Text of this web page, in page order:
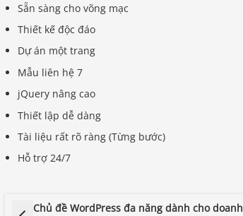
Sẵn sàng cho võng mạc
Thiết kế độc đáo
Dự án một trang
Mẫu liên hệ 7
jQuery nâng cao
Thiết lập dễ dàng
Tài liệu rất rõ ràng (Từng bước)
Hỗ trợ 24/7
Chủ đề WordPress đa năng dành cho doanh